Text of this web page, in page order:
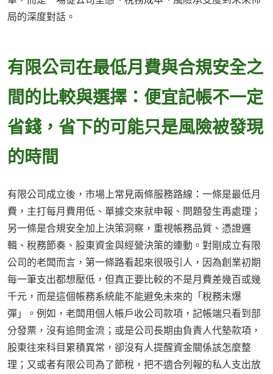
局的深度對話。
有限公司在最低月費與合規安全之
間的比較與選擇：便宜記帳不一定
省錢，省下的可能只是風險被發現
的時間
有限公司成立後，市場上常見兩條服務路線：一條是最低月
費，主打每月費用低、單據交來就申報、問題發生再處理；
另一條是合規安全加上決策洞察，重視帳務品質、憑證邏
輯、稅務節奏、股東資金與經營決策的連動。對剛成立有限
公司的老闆而言，第一條路看起來很吸引人，因為創業初期
每一筆支出都想壓低，但真正要比較的不是月費差幾百或幾
千元，而是這個帳務系統能不能避免未來的「稅務未爆
彈」。例如，老闆用個人帳戶收公司款項，記帳端只看到部
分發票，沒有追問金流；或是公司長期由負責人代墊款項，
股東往來科目累積異常，卻沒有人提醒資金關係該怎麼整
理；又或者有限公司為了節稅，把不適合列報的私人支出放